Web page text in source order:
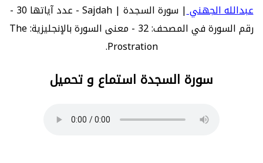
عبدالله الجهني
| سورة السجدة | Sajdah - عدد آياتها 30 -
رقم السورة في المصحف: 32 - معنى السورة بالإنجليزية: The
Prostration.
سورة السجدة استماع و تحميل